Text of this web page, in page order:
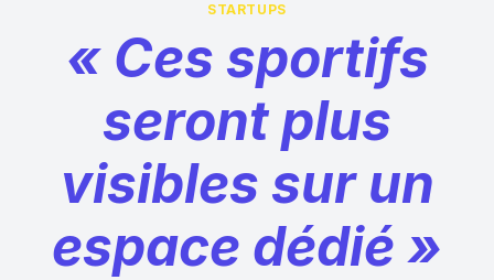
STARTUPS
« Ces sportifs
seront plus
visibles sur un
espace dédié »